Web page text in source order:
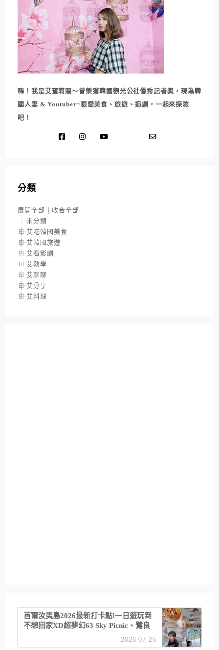
嗨！我是艾蜜莉關～曾榮獲韓國觀光公社優秀記者獎，現為韓
國人妻 & Youtuber~狠愛美食、旅遊、追劇，一起來探險
吧！
分類
展開全部 | 收合全部
未分類
艾吃韓國美食
艾韓國旅遊
艾看影劇
艾教學
艾聊聊
艾分享
艾料理
首爾汝夷島2026最新打卡點!一日遊玩到
不想回家XD超夢幻63 Sky Picnic、鷺良
津帝王蟹大餐、《淚之女王》拍攝地、漢
江公園免費玩水
2026-07-25